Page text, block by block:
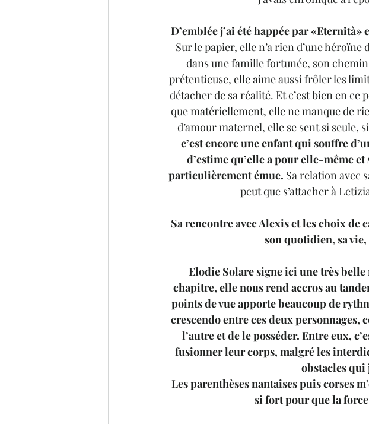
D’emblée j’ai été happée par
Sur le papier, elle n’a rien d’une
dans une famille fortunée, son
prétentieuse, elle aime aussi frôler les
détacher de sa réalité. Et c’est bien en ce
que matériellement, elle ne manque de
d’amour maternel, elle se sent si seule,
c’est encore une enfant qui souffre
d’estime qu’elle a pour elle-même
particulièrement émue. Sa relation avec
peut que s’attacher à
Sa rencontre avec Alexis et les choix de
son quotidien, sa vie,
Elodie Solare signe ici une très
chapitre, elle nous rend accros au
points de vue apporte beaucoup de
crescendo entre ces deux personnages,
l’autre et de le posséder. Entre eux,
fusionner leur corps, malgré les
obstacles
Les parenthèses nantaises puis corses
si fort pour que la